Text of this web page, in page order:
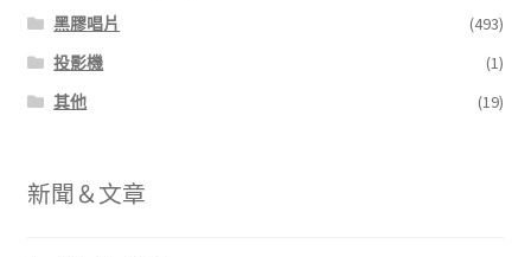
黑膠唱片
(493)
投影機
(1)
其他
(19)
新聞＆文章